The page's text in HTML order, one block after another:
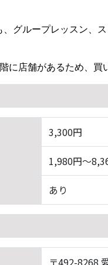
グループレッスン、
に店舗があるため、
3,300円
1,980円〜
あり
〒492-8268